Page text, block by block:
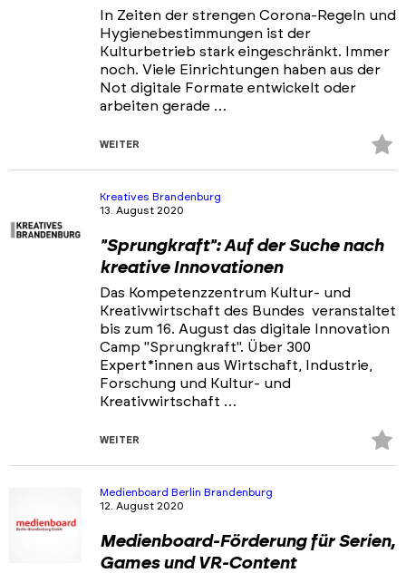
In Zeiten der strengen Corona-Regeln und
Hygienebestimmungen ist der
Kulturbetrieb stark eingeschränkt. Immer
noch. Viele Einrichtungen haben aus der
Not digitale Formate entwickelt oder
arbeiten gerade …
WEITER
Kreatives Brandenburg
13. August 2020
"Sprungkraft": Auf der Suche nach
kreative Innovationen
Das Kompetenzzentrum Kultur- und
Kreativwirtschaft des Bundes veranstaltet
bis zum 16. August das digitale Innovation
Camp "Sprungkraft". Über 300
Expert*innen aus Wirtschaft, Industrie,
Forschung und Kultur- und
Kreativwirtschaft …
WEITER
Medienboard Berlin Brandenburg
12. August 2020
Medienboard-Förderung für Serien,
Games und VR-Content